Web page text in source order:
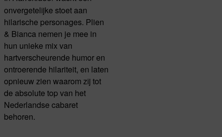
onvergetelijke stoet aan
hilarische personages. Plien
& Bianca nemen je mee in
hun unieke mix van
hartverscheurende humor en
ontroerende hilariteit, en laten
opnieuw zien waarom zij tot
de absolute top van het
Nederlandse cabaret
behoren.